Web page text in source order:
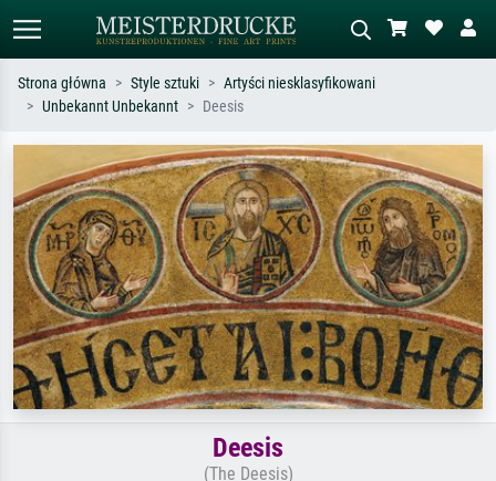
Szukaj wg artysty, tytułu lub stylu – np.
Monet, Gwiaździsta noc,
impresjonizm, fala Hokusaia, akt.
Opisz scenę – np. zielona łąka,
abstrakcja z czerwienią, ciemny olej,
stojący akt obok drzewa.
Strona główna Style sztuki
Artyści niesklasyfikowani
Unbekannt Unbekannt
Deesis
Deesis
(The Deesis)